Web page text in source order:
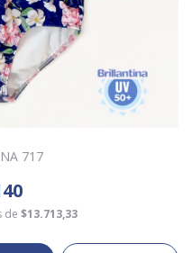
717
de $13.713,33